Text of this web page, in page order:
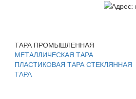
ТАРА ПРОМЫШЛЕННАЯ
МЕТАЛЛИЧЕСКАЯ ТАРА
ПЛАСТИКОВАЯ ТАРА СТЕКЛЯННАЯ
ТАРА